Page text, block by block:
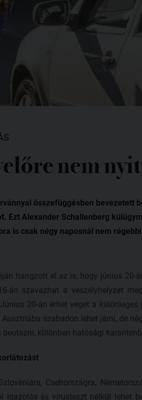
nem nyit
összefüggésben bevezetett
Ezt Alexander Schallenberg
is csak négy naposnál nem
hangzott el az is, hogy június 20-
án szavazhat a veszélyhelyzet
20-án érhet véget a különleges
szabadon lehet járni, de
különben hatósági
Csehországra,
igazolás és vírusteszt nélkül lehet